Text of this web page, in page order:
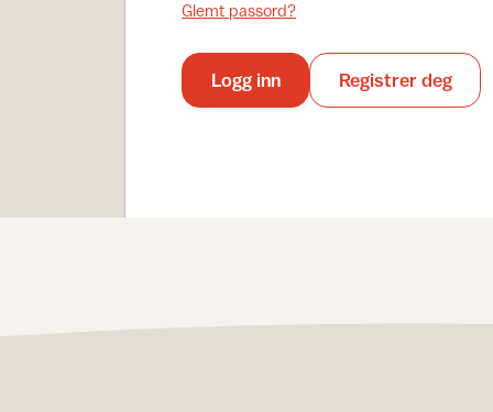
Glemt passord?
Logg inn Registrer deg